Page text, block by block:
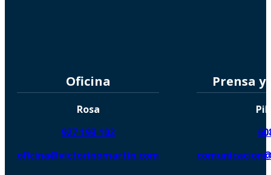
Oficina
Rosa
927 193 102
oficina@victorinomartin.com
Prensa